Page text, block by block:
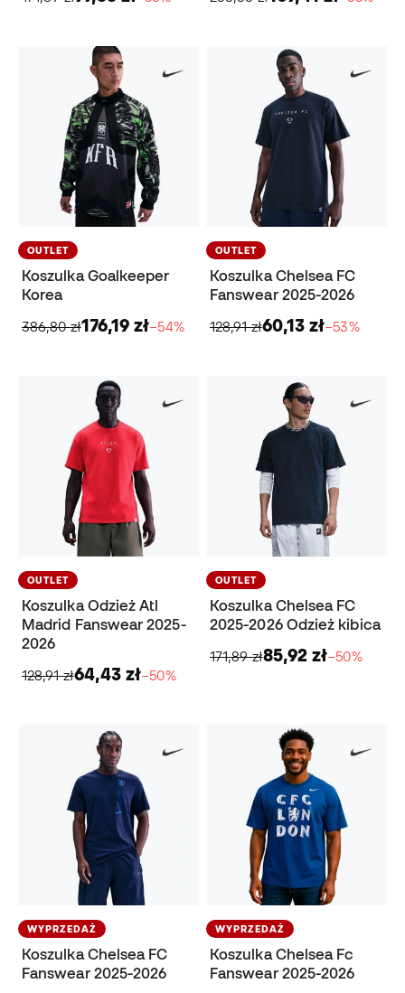
OUTLET
Koszulka Goalkeeper
Korea
386,80 zł176,19 zł−54%
OUTLET
Koszulka Chelsea FC
Fanswear 2025-2026
128,91 zł60,13 zł−53%
OUTLET
Koszulka Odzież Atl
Madrid Fanswear 2025-
2026
128,91 zł64,43 zł−50%
OUTLET
Koszulka Chelsea FC
2025-2026 Odzież kibica
171,89 zł85,92 zł−50%
WYPRZEDAŻ
Koszulka Chelsea FC
Fanswear 2025-2026
WYPRZEDAŻ
Koszulka Chelsea Fc
Fanswear 2025-2026